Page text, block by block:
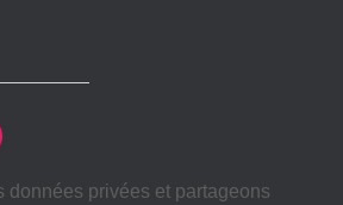
données privées et partageons